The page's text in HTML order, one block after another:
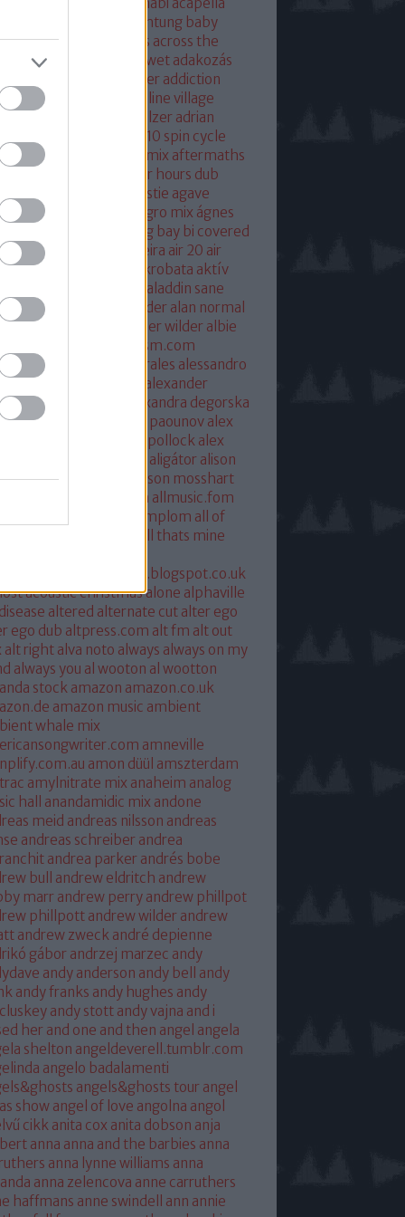
achtung baby
acoustic christmas across the
actress ac wet adakozás
adam weissler addiction
adrenaline
adrenaline village
adrian hielholzer adrian
ae10 spin cycle
afghan surgery mix aftermaths
after hours dub
agatha christie agave
agent orange aggro mix ágnes
ahk toong bay bi covered
berry airto moreira air 20 air
aix les baines akrobata aktív
aladdin sane
alan mcgee alan moulder alan normal
wilder
alber wilder albie
albumism.com
alejandro morales alessandro
alexander kowalski
alexander
alexander ridha
alexandra degorska
savior
alexandre paounov alex
alex pollock alex
aligátor alison
alkohol
allison mosshart
allmusic.com allmusic.fom
all hallows templom all of
all thats mine
acoustic christmasalone alphaville
altered alternate cut alter ego
ego dub altpress.com alt fm alt out
alt right alva noto always always on my
always you al wooton al wootton
stock amazon amazon.co.uk
amazon music ambient
whale mix
amneville
amon düül amszterdam
amylnitrate mix anaheim analog
hall
anandamidic mix andone
meid andreas nilsson andreas
andreas schreiber andrea
andrea parker andrés bobe
bull
andrew eldritch andrew
marr andrew perry andrew phillpot
phillpott andrew wilder andrew
andrew zweck andré depienne
gábor andrzej marzec andy
andy anderson andy bell
andy
andy franks andy hughes andy
andy stott andy vajna and i
her and one and then angel angela
shelton angeldeverell.tumblr.com
angelo badalamenti
angels&ghosts tour angel
show angel of love angolna angol
cikk anita cox anita dobson anja
anna anna and the barbies anna
anna lynne williams anna
anna zelencova anne carruthers
haffmans anne swindell
ann annie